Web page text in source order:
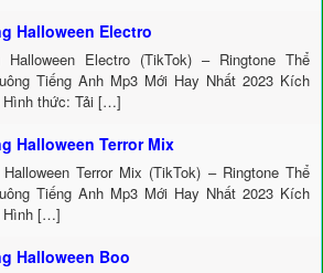
Halloween Electro
Halloween Electro (TikTok) – Ringtone Thể
Tiếng Anh Mp3 Mới Hay Nhất 2023 Kích
Hình thức: Tải […]
Halloween Terror Mix
Terror Mix (TikTok) – Ringtone Thể
Tiếng Anh Mp3 Mới Hay Nhất 2023 Kích
Hình […]
Halloween Boo